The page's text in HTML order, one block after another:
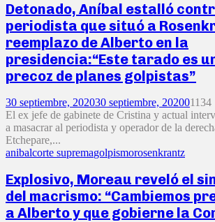
Detonado, Aníbal estalló
periodista que situó a
reemplazo de Alberto en la
presidencia:“Este tarado es
precoz de planes golpistas”
30 septiembre, 202030 septiembre, 202001134
El ex jefe de gabinete de Cristina y actual
a masacrar al periodista y operador de la
Etchepare,...
anibalcorte supremagolpismorosenkrantz
Explosivo, Moreau reveló el
del macrismo: “Cambiemos
a Alberto y que gobierne la